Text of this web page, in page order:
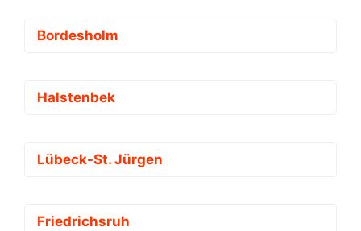
Bordesholm
Halstenbek
Lübeck-St. Jürgen
Friedrichsruh